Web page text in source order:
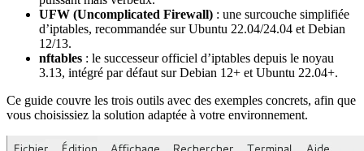
UFW (Uncomplicated Firewall) : une surcouche simplifiée
d’iptables, recommandée sur Ubuntu 22.04/24.04 et Debian
12/13.
nftables : le successeur officiel d’iptables depuis le noyau
3.13, intégré par défaut sur Debian 12+ et Ubuntu 22.04+.
Ce guide couvre les trois outils avec des exemples concrets, afin que
vous choisissiez la solution adaptée à votre environnement.